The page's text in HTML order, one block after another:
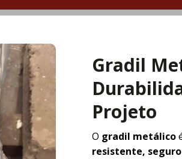
Gradil
Projeto
O gradil metálico
resistente,